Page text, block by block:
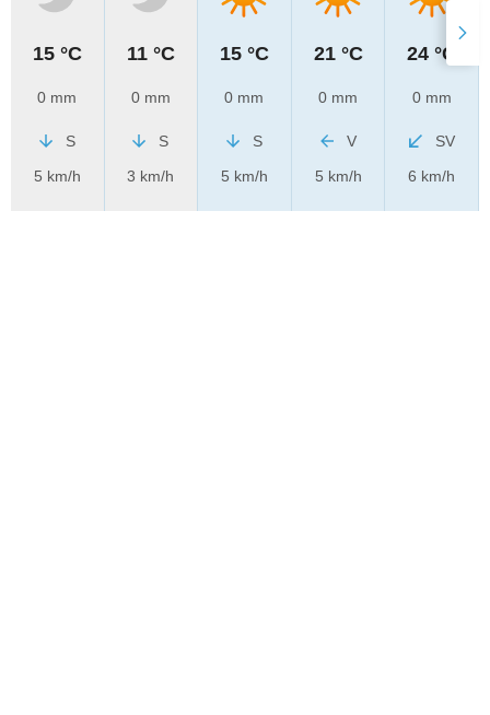
15 °C
0 mm
S
5 km/h
11 °C
0 mm
S
3 km/h
15 °C
0 mm
S
5 km/h
21 °C
0 mm
V
5 km/h
24 °C
0 mm
SV
6 km/h